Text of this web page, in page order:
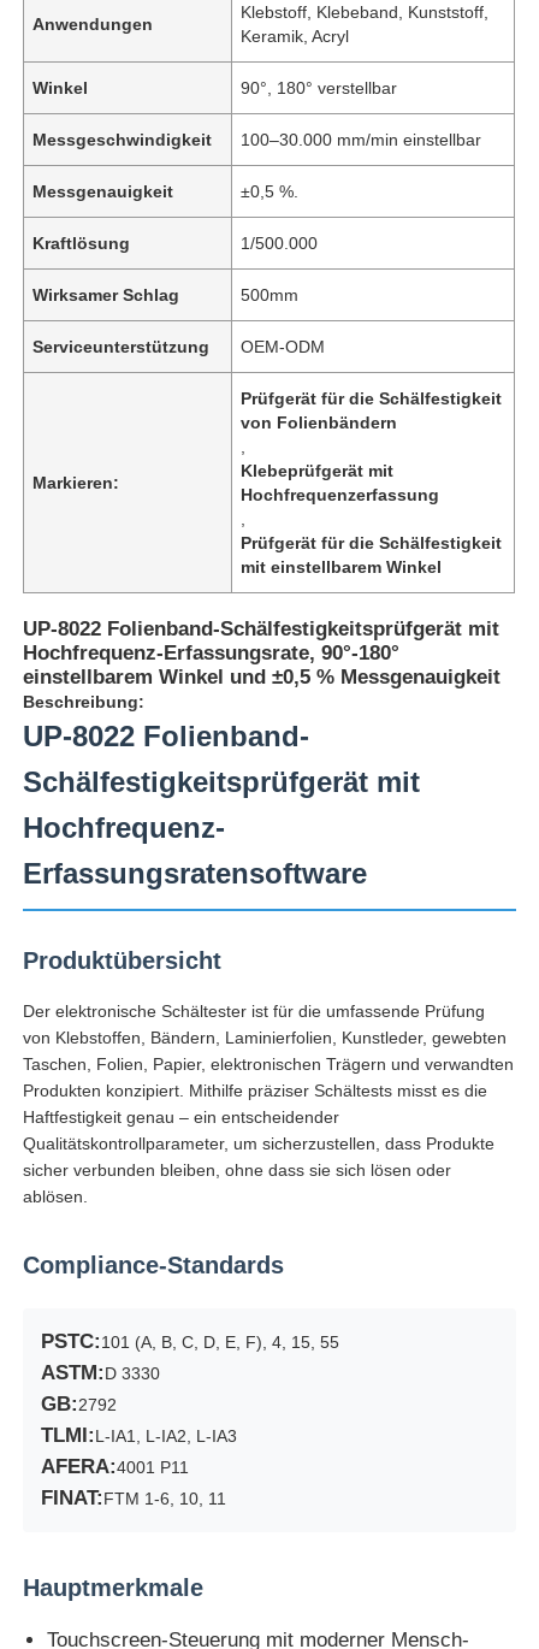
Startseite
Produkte
Über uns
Fabrik Tour
Qualitätskontrolle
Kontakt
Referenzen
Universelle Testmaschine
Anwendungen
Klebstoff, Klebeband, Kunststoff,
Keramik, Acryl
Winkel 90°, 180° verstellbar
Messgeschwindigkeit 100–30.000 mm/min einstellbar
Messgenauigkeit ±0,5 %.
Kraftlösung 1/500.000
Wirksamer Schlag 500mm
Serviceunterstützung OEM-ODM
Markieren:
Prüfgerät für die Schälfestigkeit
von Folienbändern
Klebeprüfgerät mit
Hochfrequenzerfassung
Prüfgerät für die Schälfestigkeit
mit einstellbarem Winkel
UP-8022 Folienband-Schälfestigkeitsprüfgerät mit
Hochfrequenz-Erfassungsrate, 90°-180°
einstellbarem Winkel und ±0,5 % Messgenauigkeit
Beschreibung:
UP-8022 Folienband-
Schälfestigkeitsprüfgerät mit
Hochfrequenz-
Erfassungsratensoftware
Produktübersicht
Der elektronische Schältester ist für die umfassende Prüfung
von Klebstoffen, Bändern, Laminierfolien, Kunstleder, gewebten
Taschen, Folien, Papier, elektronischen Trägern und verwandten
Produkten konzipiert. Mithilfe präziser Schältests misst es die
Haftfestigkeit genau – ein entscheidender
Qualitätskontrollparameter, um sicherzustellen, dass Produkte
sicher verbunden bleiben, ohne dass sie sich lösen oder
ablösen.
Compliance-Standards
PSTC:101 (A, B, C, D, E, F), 4, 15, 55
ASTM:D 3330
GB:2792
TLMI:L-IA1, L-IA2, L-IA3
AFERA:4001 P11
FINAT:FTM 1-6, 10, 11
Hauptmerkmale
Touchscreen-Steuerung mit moderner Mensch-